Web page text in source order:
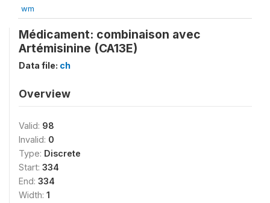
wm
Médicament: combinaison avec
Artémisinine (CA13E)
Data file: ch
Overview
Valid: 98
Invalid: 0
Type: Discrete
Start: 334
End: 334
Width: 1